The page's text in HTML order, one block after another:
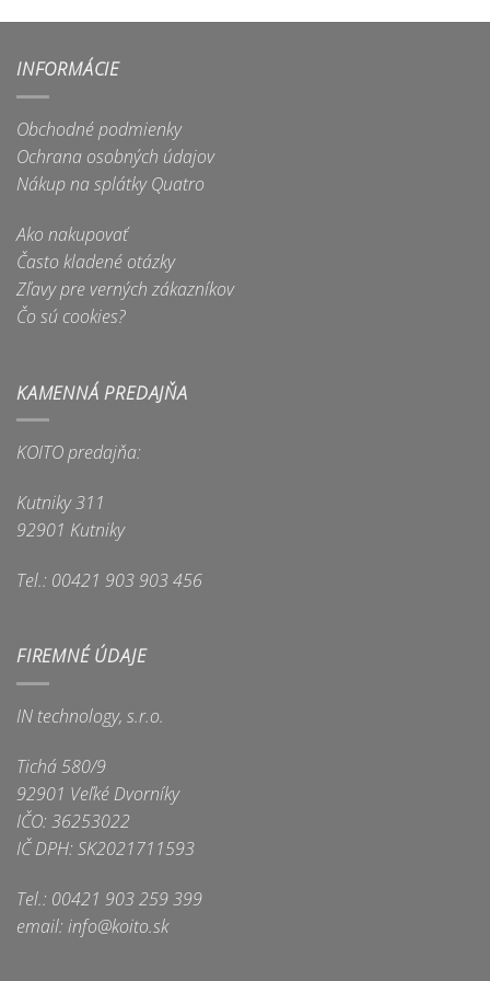
viacero
variantov.
Možnosti
si
môžete
vybrať
na
produktu.
má
INFORMÁCIE
Obchodné podmienky
Ochrana osobných údajov
Nákup na splátky Quatro
Ako nakupovať
Často kladené otázky
Zľavy pre verných zákazníkov
Čo sú cookies?
KAMENNÁ PREDAJŇA
KOITO predajňa:
Kutniky 311
92901 Kutniky
Tel.: 00421 903 903 456
FIREMNÉ ÚDAJE
IN technology, s.r.o.
Tichá 580/9
92901 Veľké Dvorníky
IČO: 36253022
IČ DPH: SK2021711593
Tel.: 00421 903 259 399
email: info@koito.sk